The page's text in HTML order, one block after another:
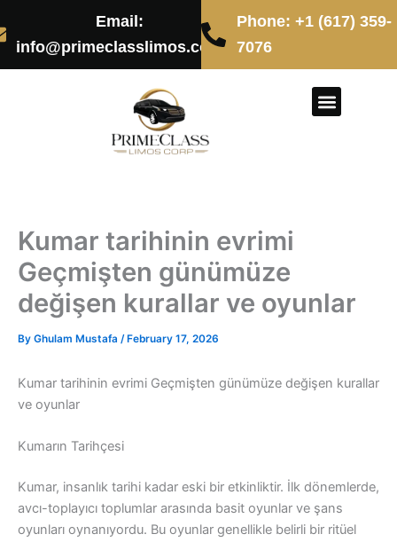
to
content
Email:
info@primeclasslimos.com
Phone: +1 (617) 359-
7076
Kumar tarihinin evrimi
Geçmişten günümüze
değişen kurallar ve oyunlar
By Ghulam Mustafa /February 17, 2026
Kumar tarihinin evrimi Geçmişten günümüze değişen kurallar
ve oyunlar
Kumarın Tarihçesi
Kumar, insanlık tarihi kadar eski bir etkinliktir. İlk dönemlerde,
avcı-toplayıcı toplumlar arasında basit oyunlar ve şans
oyunları oynanıyordu. Bu oyunlar genellikle belirli bir ritüel